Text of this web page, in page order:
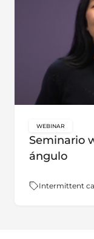
Seminario
ángulo
WEBINAR
Tema:
Intermittent